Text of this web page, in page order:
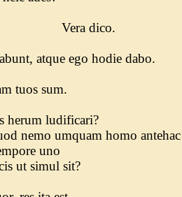
dico.
atque ego hodie dabo.
tuos sum.
herum ludificari?
nemo umquam homo
uno
ut simul sit?